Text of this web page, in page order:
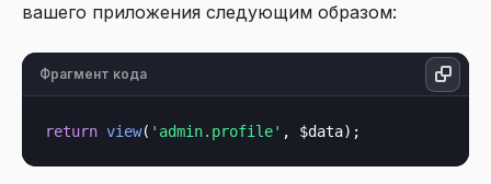
вашего приложения следующим образом:
Фрагмент кода
return view( 'admin.profile'